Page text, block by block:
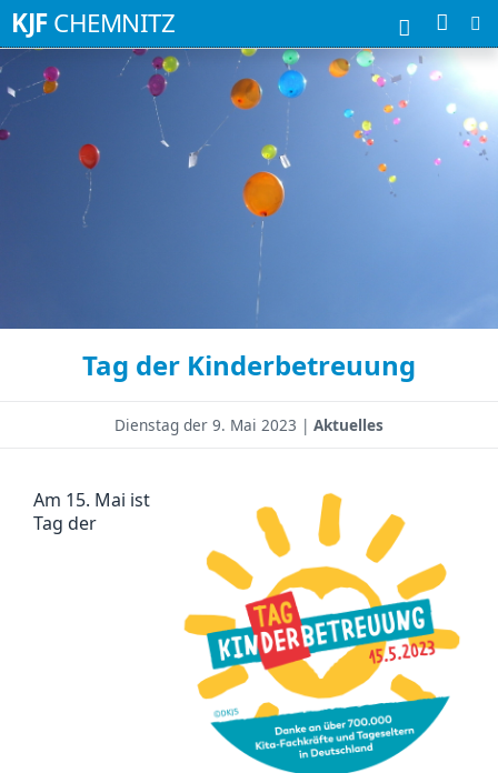
KJF CHEMNITZ Suchbegriffe
Tag der Kinderbetreuung
Dienstag der 9. Mai 2023 | Aktuelles
Am 15. Mai ist
Tag der